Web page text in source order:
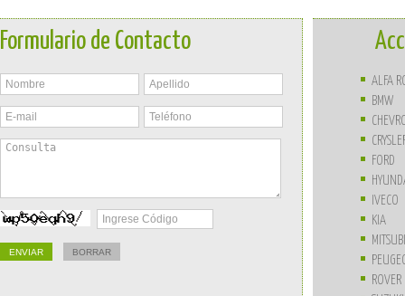
Formulario de Contacto
ALFA
BMW
FORD
IVECO
KIA
ROVER